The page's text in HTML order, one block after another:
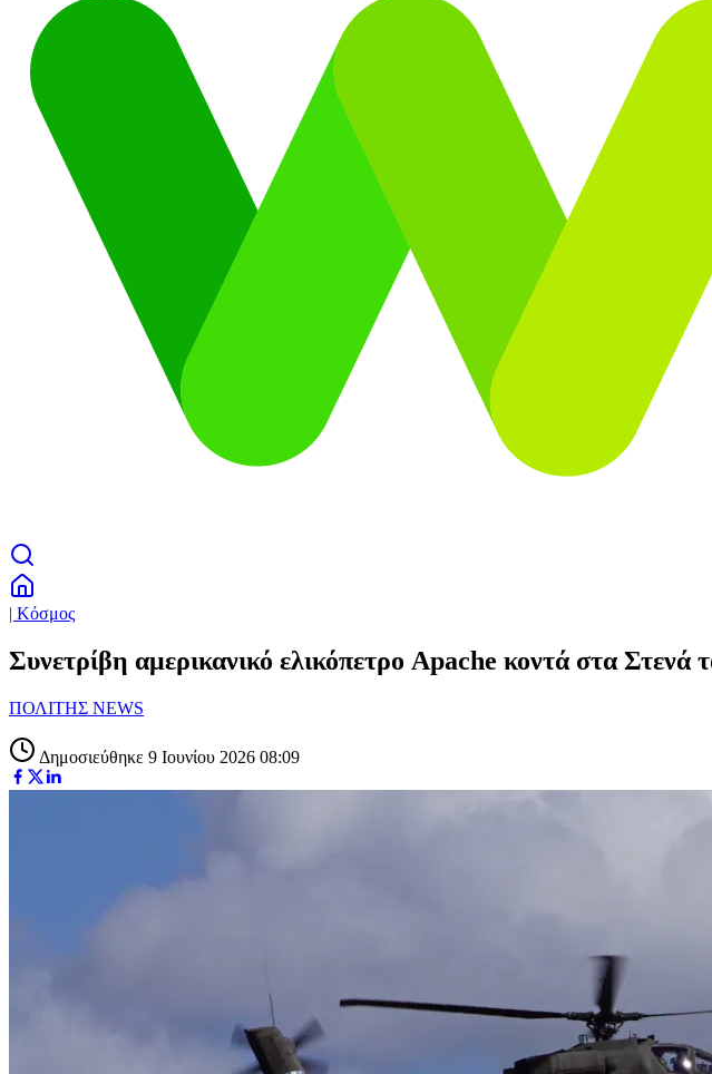
| Κόσμος
Συνετρίβη αμερικανικό ελικόπετρο Apache κοντά στα
ΠΟΛΙΤΗΣ NEWS
Δημοσιεύθηκε 9 Ιουνίου 2026 08:09